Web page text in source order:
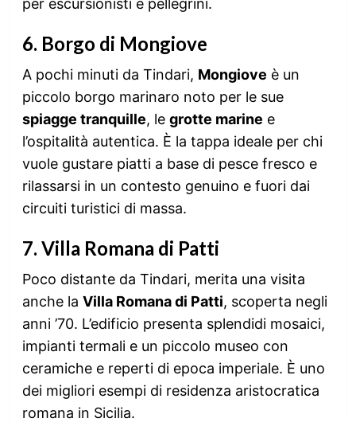
per escursionisti e pellegrini.
6. Borgo di Mongiove
A pochi minuti da Tindari, Mongiove è un
piccolo borgo marinaro noto per le sue
spiagge tranquille, le grotte marine e
l’ospitalità autentica. È la tappa ideale per chi
vuole gustare piatti a base di pesce fresco e
rilassarsi in un contesto genuino e fuori dai
circuiti turistici di massa.
7. Villa Romana di Patti
Poco distante da Tindari, merita una visita
anche la Villa Romana di Patti, scoperta negli
anni ’70. L’edificio presenta splendidi mosaici,
impianti termali e un piccolo museo con
ceramiche e reperti di epoca imperiale. È uno
dei migliori esempi di residenza aristocratica
romana in Sicilia.